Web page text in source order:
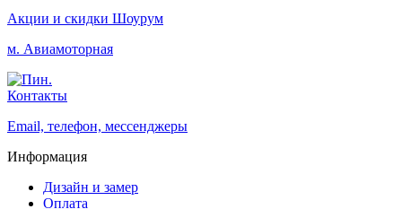
Акции и скидки Шоурум
м. Авиамоторная
Контакты
Email, телефон, мессенджеры
Информация
Дизайн и замер
Оплата